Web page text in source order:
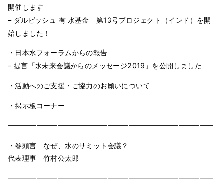
開催します
– ダルビッシュ 有 水基金 第13号プロジェクト（インド）を開
始しました！
・日本水フォーラムからの報告
– 提言「水未来会議からのメッセージ2019」を公開しました
・活動へのご支援・ご協力のお願いについて
・掲示板コーナー
・巻頭言 なぜ、水のサミット会議？
代表理事 竹村公太郎